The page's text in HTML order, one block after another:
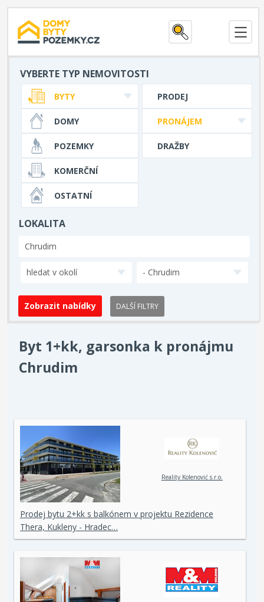
VYBERTE TYP NEMOVITOSTI
PRODEJ
PRONÁJEM
DRAŽBY
BYTY
DOMY
POZEMKY
KOMERČNÍ
OSTATNÍ
LOKALITA
hledat v okolí - Chrudim
DALŠÍ FILTRY
Byt 1+kk, garsonka k pronájmu
Chrudim
Reality Kolenović s.r.o.
Prodej bytu 2+kk s balkónem v projektu Rezidence
Thera, Kukleny - Hradec…